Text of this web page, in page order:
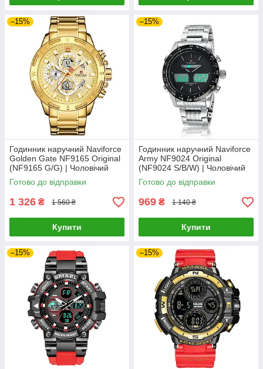
–15%
Годинник наручний Naviforce
Golden Gate NF9165 Original
(NF9165 G/G) | Чоловічий
наручний годинник
Готово до відправки
1 326 ₴ 1 560 ₴
Купити
–15%
Годинник наручний Naviforce
Army NF9024 Original
(NF9024 S/B/W) | Чоловічий
наручний годинник
Готово до відправки
969 ₴ 1 140 ₴
Купити
–15% –15%